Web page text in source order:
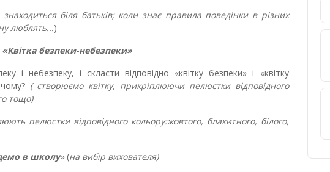
біля батьків; коли знає правила поведінки в різних
люблять...)
безпеки-небезпеки»
небезпеку, і скласти відповідно «квітку безпеки» і «квітку
( створюємо квітку, прикріплюючи пелюстки відповідного
тощо)
пелюстки відповідного кольору:жовтого, блакитного, білого,
в школу»(на вибір вихователя)